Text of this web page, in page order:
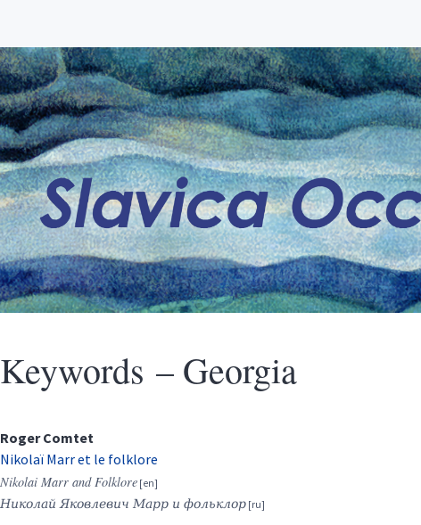
Keywords – Georgia
RogerComtet
Nikolaï Marr et le folklore
Nikolai Marr and Folklore
Николай Яковлевич Марр и фольклор